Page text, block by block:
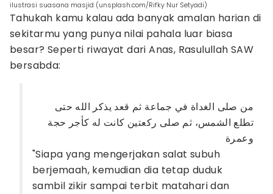
ilustrasi suasana masjid (unsplash.com/Rifky Nur Setyadi)
Tahukah kamu kalau ada banyak amalan harian di
sekitarmu yang punya nilai pahala luar biasa
besar? Seperti riwayat dari Anas, Rasulullah SAW
bersabda:
من صلى الغداة في جماعة ثم قعد يذكر الله حتى
تطلع الشمس، ثم صلى ركعتين كانت له كأجر حجة
وعمرة
"Siapa yang mengerjakan salat subuh
berjemaah, kemudian dia tetap duduk
sambil zikir sampai terbit matahari dan